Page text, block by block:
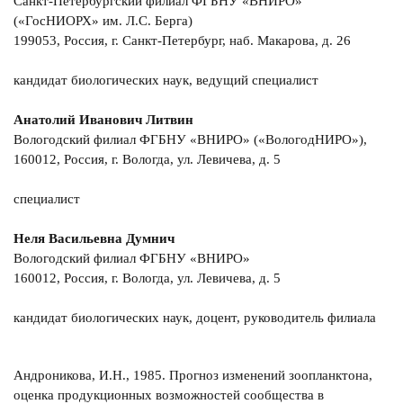
(«ГосНИОРХ» им. Л.С. Берга)
199053, Россия, г. Санкт-Петербург, наб. Макарова, д. 26
кандидат биологических наук, ведущий специалист
Анатолий Иванович Литвин
Вологодский филиал ФГБНУ «ВНИРО» («ВологодНИРО»),
160012, Россия, г. Вологда, ул. Левичева, д. 5
специалист
Неля Васильевна Думнич
Вологодский филиал ФГБНУ «ВНИРО»
160012, Россия, г. Вологда, ул. Левичева, д. 5
кандидат биологических наук, доцент, руководитель филиала
Андроникова, И.Н., 1985. Прогноз изменений зоопланктона,
оценка продукционных возможностей сообщества в